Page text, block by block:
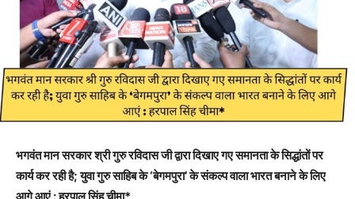
भगवंत मान सरकार श्री गुरु रविदास जी द्वारा दिखाए गए समानता के सिद्धांतों पर
कार्य कर रही है; युवा गुरु साहिब के ‘बेगमपुरा’ के संकल्प वाला भारत बनाने के लिए